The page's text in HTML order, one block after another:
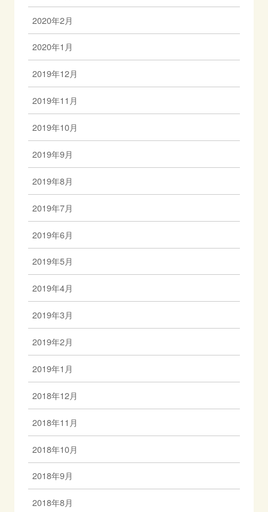
2020年2月
2020年1月
2019年12月
2019年11月
2019年10月
2019年9月
2019年8月
2019年7月
2019年6月
2019年5月
2019年4月
2019年3月
2019年2月
2019年1月
2018年12月
2018年11月
2018年10月
2018年9月
2018年8月